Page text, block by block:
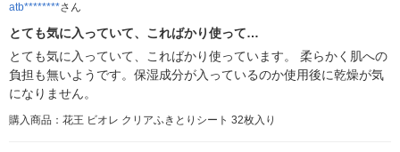
atb********さん
とても気に入っていて、こればかり使って…
とても気に入っていて、こればかり使っています。 柔らかく肌への
負担も無いようです。保湿成分が入っているのか使用後に乾燥が気
になりません。
購入商品：花王 ビオレ クリアふきとりシート 32枚入り